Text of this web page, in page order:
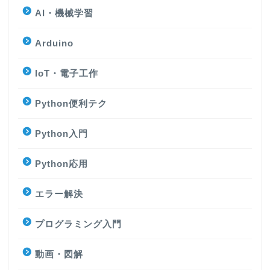
AI・機械学習
Arduino
IoT・電子工作
Python便利テク
Python入門
Python応用
エラー解決
プログラミング入門
動画・図解